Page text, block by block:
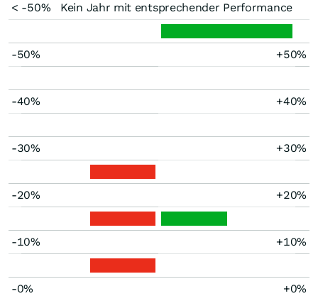
< -50%
Kein Jahr mit entsprechender Performance
-50% +50%
-40% +40%
-30% +30%
-20% +20%
-10% +10%
-0% +0%